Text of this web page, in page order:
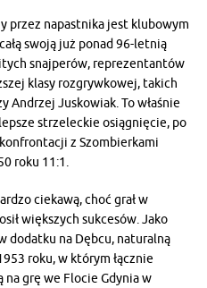
przez napastnika jest klubowym
swoją już ponad 96-letnią
snajperów, reprezentantów
klasy rozgrywkowej, takich
Andrzej Juskowiak. To właśnie
strzeleckie osiągnięcie, po
z Szombierkami
roku 11:1.
ciekawą, choć grał w
większych sukcesów. Jako
dodatku na Dębcu, naturalną
roku, w którym łącznie
na grę we Flocie Gdynia w